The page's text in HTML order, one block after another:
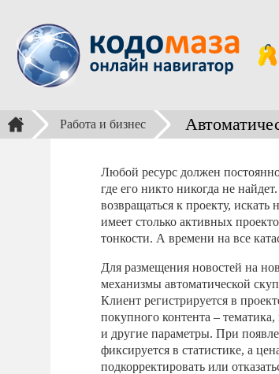
Работа и бизнес
Любой ресурс должен
где его никто никогда не
возвращаться к проекту,
имеет столько активных
тонкости. А времени на все
Для размещения новостей на
механизмы автоматической
Клиент регистрируется в
покупного контента –
и другие параметры. При
фиксируется в статистике, а
подкорректировать или